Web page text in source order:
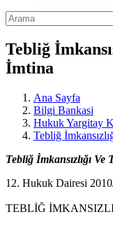
Tebliğ
İmtina
Ana Sayfa
Bilgi Bankasi
Hukuk Yargitay
Tebliğ
Tebliğ İmkansızlığı
12. Hukuk Dairesi
TEBLİĞ